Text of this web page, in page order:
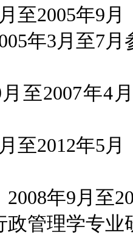
2005年9月
年3月至7
2007年4
2012年5月
年9月至
政管理学专